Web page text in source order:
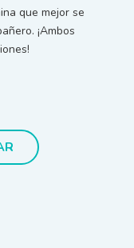
que mejor se
¡Ambos